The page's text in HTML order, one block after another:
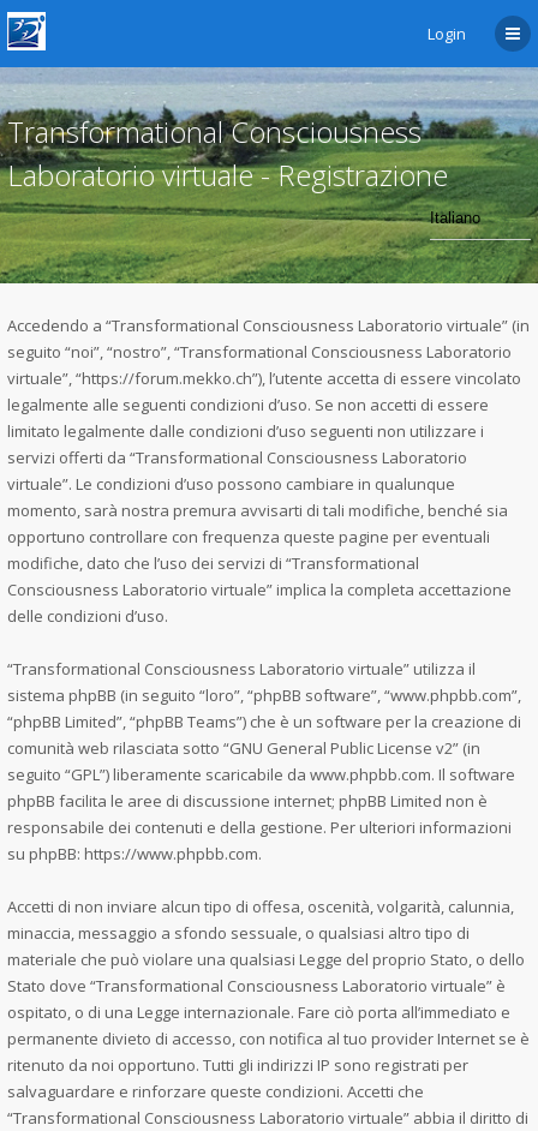
Login
Transformational Consciousness
Laboratorio virtuale - Registrazione
Accedendo a “Transformational Consciousness Laboratorio virtuale” (in
seguito “noi”, “nostro”, “Transformational Consciousness Laboratorio
virtuale”, “https://forum.mekko.ch”), l’utente accetta di essere vincolato
legalmente alle seguenti condizioni d’uso. Se non accetti di essere
limitato legalmente dalle condizioni d’uso seguenti non utilizzare i
servizi offerti da “Transformational Consciousness Laboratorio
virtuale”. Le condizioni d’uso possono cambiare in qualunque
momento, sarà nostra premura avvisarti di tali modifiche, benché sia
opportuno controllare con frequenza queste pagine per eventuali
modifiche, dato che l’uso dei servizi di “Transformational
Consciousness Laboratorio virtuale” implica la completa accettazione
delle condizioni d’uso.
“Transformational Consciousness Laboratorio virtuale” utilizza il
sistema phpBB (in seguito “loro”, “phpBB software”, “www.phpbb.com”,
“phpBB Limited”, “phpBB Teams”) che è un software per la creazione di
comunità web rilasciata sotto “GNU General Public License v2” (in
seguito “GPL”) liberamente scaricabile da www.phpbb.com. Il software
phpBB facilita le aree di discussione internet; phpBB Limited non è
responsabile dei contenuti e della gestione. Per ulteriori informazioni
su phpBB: https://www.phpbb.com.
Accetti di non inviare alcun tipo di offesa, oscenità, volgarità, calunnia,
minaccia, messaggio a sfondo sessuale, o qualsiasi altro tipo di
materiale che può violare una qualsiasi Legge del proprio Stato, o dello
Stato dove “Transformational Consciousness Laboratorio virtuale” è
ospitato, o di una Legge internazionale. Fare ciò porta all’immediato e
permanente divieto di accesso, con notifica al tuo provider Internet se è
ritenuto da noi opportuno. Tutti gli indirizzi IP sono registrati per
salvaguardare e rinforzare queste condizioni. Accetti che
“Transformational Consciousness Laboratorio virtuale” abbia il diritto di